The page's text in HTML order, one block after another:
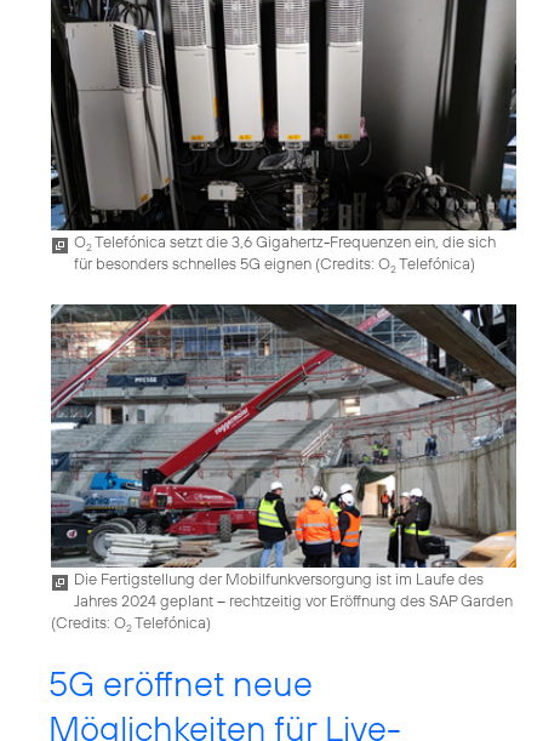
O2Telefónica setzt die 3,6 Gigahertz-Frequenzen ein, die sich
für besonders schnelles 5G eignen (Credits: O2Telefónica)
Die Fertigstellung der Mobilfunkversorgung ist im Laufe des
Jahres 2024 geplant – rechtzeitig vor Eröffnung des SAP Garden
(Credits: O2Telefónica)
5G eröffnet neue
Möglichkeiten für Live-